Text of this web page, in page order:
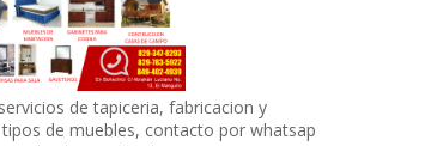
de tapiceria, fabricacion y
de muebles, contacto por whatsap